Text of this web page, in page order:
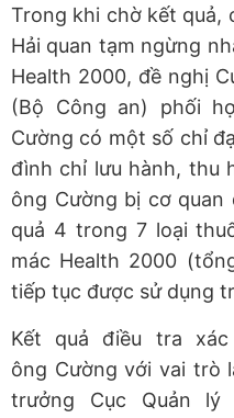
Trong khi chờ kết quả,
Hải quan tạm ngừng
Health 2000, đề nghị
(Bộ Công an) phối
Cường có một số chỉ
đình chỉ lưu hành, thu
ông Cường bị cơ quan
quả 4 trong 7 loại
mác Health 2000
tiếp tục được sử dụng
Kết quả điều tra
ông Cường với vai trò
trưởng Cục Quản lý